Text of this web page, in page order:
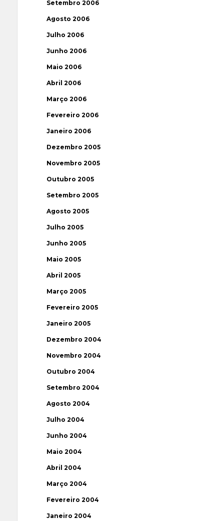
Setembro 2006
Agosto 2006
Julho 2006
Junho 2006
Maio 2006
Abril 2006
Março 2006
Fevereiro 2006
Janeiro 2006
Dezembro 2005
Novembro 2005
Outubro 2005
Setembro 2005
Agosto 2005
Julho 2005
Junho 2005
Maio 2005
Abril 2005
Março 2005
Fevereiro 2005
Janeiro 2005
Dezembro 2004
Novembro 2004
Outubro 2004
Setembro 2004
Agosto 2004
Julho 2004
Junho 2004
Maio 2004
Abril 2004
Março 2004
Fevereiro 2004
Janeiro 2004